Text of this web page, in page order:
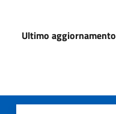
Ultimo aggiornamento